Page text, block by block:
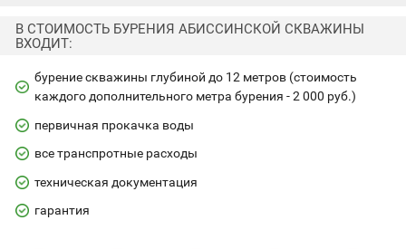
В СТОИМОСТЬ БУРЕНИЯ АБИССИНСКОЙ СКВАЖИНЫ
ВХОДИТ:
бурение скважины глубиной до 12 метров (стоимость
каждого дополнительного метра бурения - 2 000 руб.)
первичная прокачка воды
все транспротные расходы
техническая документация
гарантия